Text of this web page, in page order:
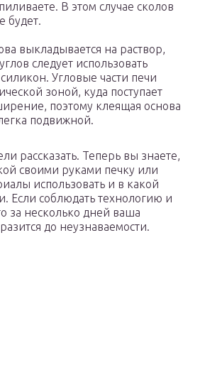
В этом случае сколов
будет.
выкладывается на раствор,
следует использовать
Угловые части печи
зоной, куда поступает
поэтому клеящая основа
подвижной.
рассказать. Теперь вы знаете,
своими руками печку или
использовать и в какой
Если соблюдать технологию и
за несколько дней ваша
до неузнаваемости.